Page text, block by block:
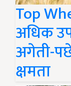
Top
अधिक
अगेती-
क्षमता